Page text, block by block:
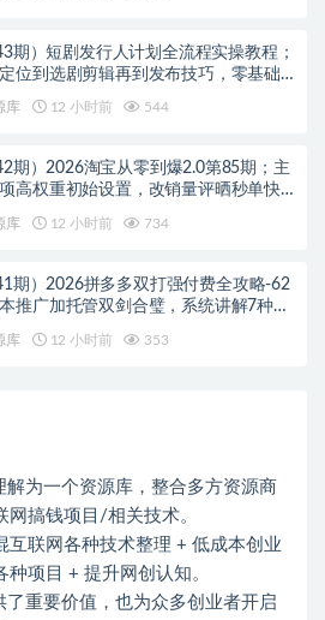
期）短剧发行人计划全流程实操教程；
位到选剧剪辑再到发布技巧，零基础
库 12 小时前 544
期）2026淘宝从零到爆2.0第85期；主
高权重初始设置，改销量评晒秒单快
库 12 小时前 734
期）2026拼多多双打强付费全攻略-62
推广加托管双剑合璧，系统讲解7种付
库 12 小时前 353
为一个资源库，整合多方资源商
网搞钱项目/相关技术。
联网各种技术整理 + 低成本创业
项目 + 提升网创认知。
重要价值，也为众多创业者开启